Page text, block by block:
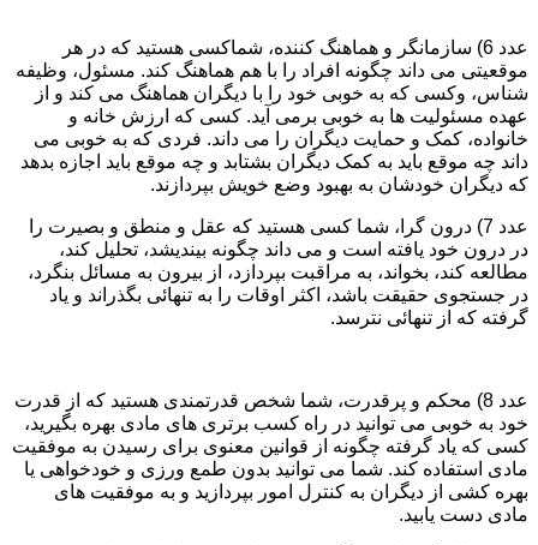
عدد 6) سازمانگر و هماهنگ کننده، شماکسی هستید که در هر
موقعیتی می داند چگونه افراد را با هم هماهنگ کند. مسئول، وظیفه
شناس، وکسی که به خوبی خود را با دیگران هماهنگ می کند و از
عهده مسئولیت ها به خوبی برمی آید. کسی که ارزش خانه و
خانواده، کمک و حمایت دیگران را می داند. فردی که به خوبی می
داند چه موقع باید به کمک دیگران بشتابد و چه موقع باید اجازه بدهد
که دیگران خودشان به بهبود وضع خویش بپردازند.
عدد 7) درون گرا، شما کسی هستید که عقل و منطق و بصیرت را
در درون خود یافته است و می داند چگونه بیندیشد، تحلیل کند،
مطالعه کند، بخواند، به مراقبت بپردازد، از بیرون به مسائل بنگرد،
در جستجوی حقیقت باشد، اکثر اوقات را به تنهائی بگذراند و یاد
گرفته که از تنهائی نترسد.
عدد 8) محکم و پرقدرت، شما شخص قدرتمندی هستید که از قدرت
خود به خوبی می توانید در راه کسب برتری های مادی بهره بگیرید،
کسی که یاد گرفته چگونه از قوانین معنوی برای رسیدن به موفقیت
مادی استفاده کند. شما می توانید بدون طمع ورزی و خودخواهی یا
بهره کشی از دیگران به کنترل امور بپردازید و به موفقیت های
مادی دست یابید.